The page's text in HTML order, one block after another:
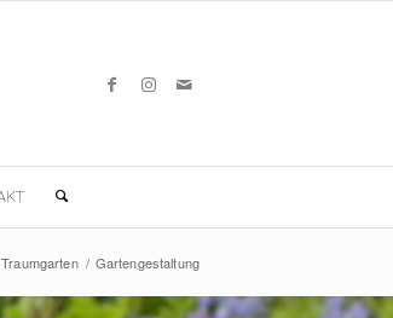
/ Gartengestaltung